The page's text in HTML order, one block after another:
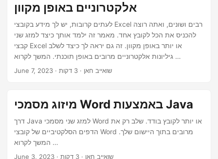
אלקטרוניים באופן מקוון
לעתים קרובות, יש לך מידע בקובצי Excel רבים ושונים, ואתה רוצה
להכניס את הכל לקובץ אחד. מאמר זה ילמד אותך כיצד למזג שני
קבצי Excel או יותר באופן מקוון. זה גם יראה לך כיצד לשלב
גיליונות אלקטרוניים מרובים באופן תוכנתי. המשך לקרוא …
June 7, 2023 · שואייב חאן · 3 דקות
מיזוג מסמכי Word באמצעות Java
דרך Java למזג שני מסמכי Word או יותר לקובץ בודד. שלב רק את
הדפים הסלקטיביים של קובצי Word מרובים בתוך היישום שלך.
המשך לקרוא …
June 3, 2023 · שואייב חאן · 3 דקות